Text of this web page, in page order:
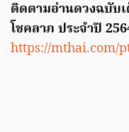
ติดตามอ่านดวงฉบับ
โชคลาภ ประจำปี
https://mthai.com/